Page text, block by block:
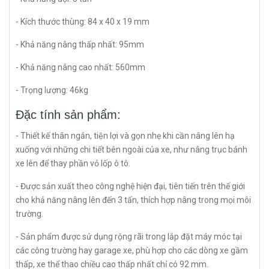
- Kích thước thùng: 84 x 40 x 19 mm
- Khả năng nâng thấp nhất: 95mm
- Khả năng nâng cao nhất: 560mm
- Trọng lượng: 46kg
Đặc tính sản phẩm:
- Thiết kế thân ngắn, tiện lợi và gọn nhẹ khi cần nâng lên hạ
xuống với những chi tiết bên ngoài của xe, như nâng trục bánh
xe lên để thay phần vỏ lốp ô tô.
- Được sản xuất theo công nghệ hiện đại, tiên tiến trên thế giới
cho khả năng nâng lên đến 3 tấn, thích hợp nâng trong mọi môi
trường.
- Sản phẩm được sử dụng rộng rãi trong lắp đặt máy móc tại
các công trường hay garage xe, phù hợp cho các dòng xe gầm
thấp, xe thể thao chiều cao thấp nhất chỉ có 92 mm.